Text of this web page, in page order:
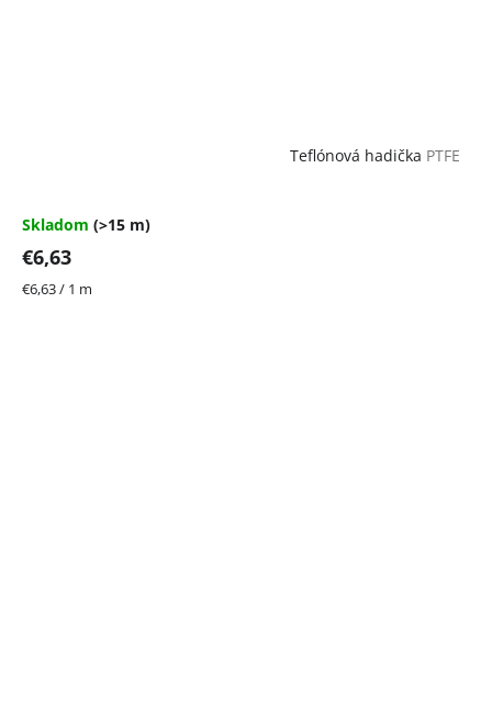
Teflónová hadička PTFE
Skladom (>15 m)
€6,63
Jednotková
€6,63 / 1 m